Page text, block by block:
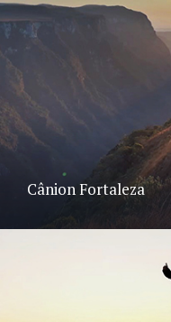
Cânion Fortaleza